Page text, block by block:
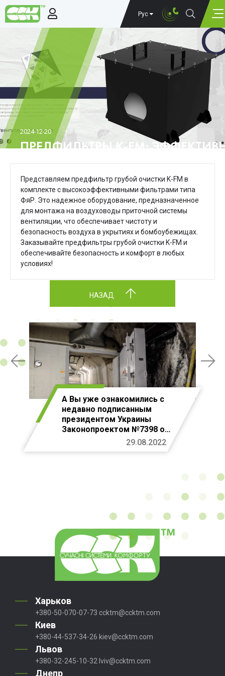
Рус
2024-12-20
ПРЕДФИЛЬТРЫ K-FM:
Представляем предфильтр грубой очистки K-FM в
комплекте с высокоэффективными фильтрами типа
ФяР. Это надежное оборудование, предназначенное
для монтажа на воздуховоды приточной системы
вентиляции, что обеспечивает чистоту и
безопасность воздуха в укрытиях и бомбоубежищах.
Заказывайте предфильтры грубой очистки K-FM и
обеспечивайте безопасность и комфорт в любых
условиях!
НАЗАД
А Вы уже ознакомились с
недавно подписанным
президентом Украины
Законопроектом №7398 о
бомбоубежищах в каждом
новострое?
29.08.2022
Харьков
+380-50-070-07-73 ccktm@ccktm.com
Киев
+380-44-537-34-26 kiev@ccktm.com
Львов
+380-32-245-10-32 lviv@ccktm.com
Днепр